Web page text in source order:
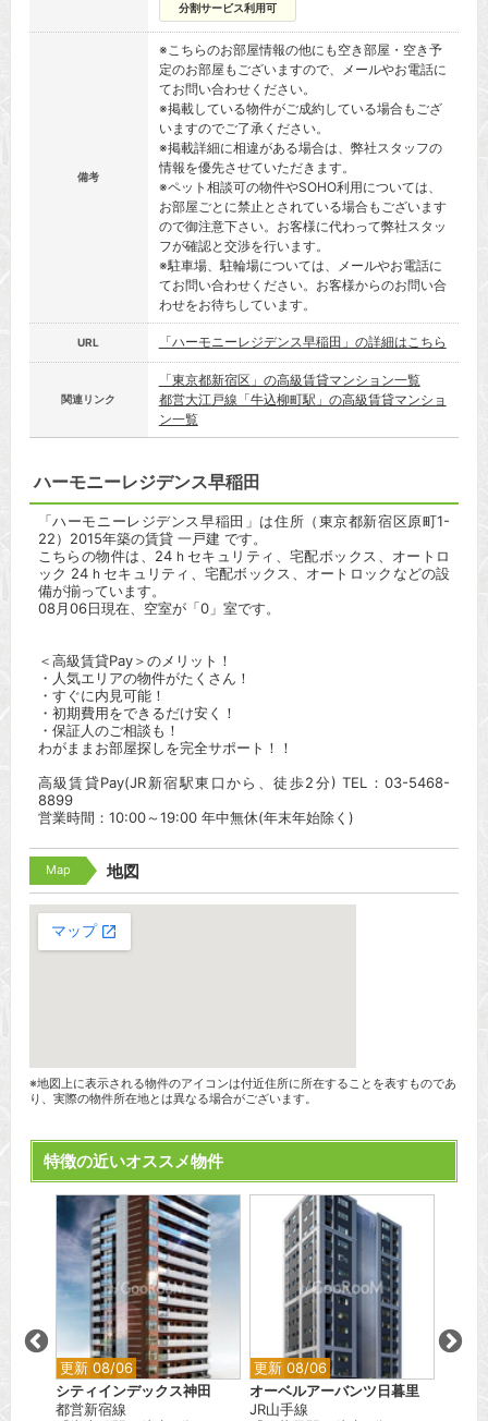
分割サービス利用可
備考
※こちらのお部屋情報の他にも空き部屋・空き予
定のお部屋もございますので、メールやお電話に
てお問い合わせください。
※掲載している物件がご成約している場合もござ
いますのでご了承ください。
※掲載詳細に相違がある場合は、弊社スタッフの
情報を優先させていただきます。
※ペット相談可の物件やSOHO利用については、
お部屋ごとに禁止とされている場合もございます
ので御注意下さい。お客様に代わって弊社スタッ
フが確認と交渉を行います。
※駐車場、駐輪場については、メールやお電話に
てお問い合わせください。お客様からのお問い合
わせをお待ちしています。
URL 「ハーモニーレジデンス早稲田」の詳細はこちら
関連リンク
「東京都新宿区」の高級賃貸マンション一覧
都営大江戸線「牛込柳町駅」の高級賃貸マンショ
ン一覧
ハーモニーレジデンス早稲田
「ハーモニーレジデンス早稲田」は住所（東京都新宿区原町1-
22）2015年築の賃貸 一戸建 です。
こちらの物件は、24ｈセキュリティ、宅配ボックス、オートロ
ック 24ｈセキュリティ、宅配ボックス、オートロックなどの設
備が揃っています。
08月06日現在、空室が「0」室です。
＜高級賃貸Pay＞のメリット！
・人気エリアの物件がたくさん！
・すぐに内見可能！
・初期費用をできるだけ安く！
・保証人のご相談も！
わがままお部屋探しを完全サポート！！
高級賃貸Pay(JR新宿駅東口から、徒歩2分) TEL：03-5468-
8899
営業時間：10:00～19:00 年中無休(年末年始除く)
Map 地図
※地図上に表示される物件のアイコンは付近住所に所在することを表すものであ
り、実際の物件所在地とは異なる場合がございます。
特徴の近いオススメ物件
更新 08/06
シティインデックス神田
都営新宿線
更新 08/06
オーベルアーバンツ日暮里
JR山手線